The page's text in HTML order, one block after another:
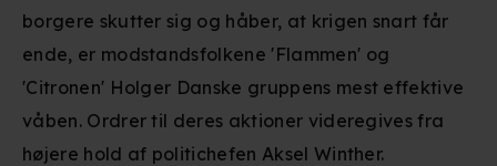
borgere skutter sig og håber, at krigen snart får
ende, er modstandsfolkene 'Flammen' og
'Citronen' Holger Danske gruppens mest effektive
våben. Ordrer til deres aktioner videregives fra
højere hold af politichefen Aksel Winther.